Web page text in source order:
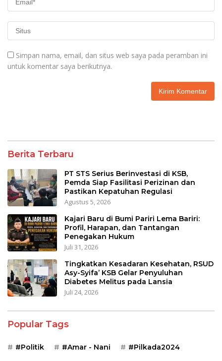
Simpan nama, email, dan situs web saya pada peramban ini
untuk komentar saya berikutnya.
Berita Terbaru
PT STS Serius Berinvestasi di KSB,
Pemda Siap Fasilitasi Perizinan dan
Pastikan Kepatuhan Regulasi
Agustus 5, 2026
Kajari Baru di Bumi Pariri Lema Bariri:
Profil, Harapan, dan Tantangan
Penegakan Hukum
Juli 31, 2026
Tingkatkan Kesadaran Kesehatan, RSUD
Asy-Syifa’ KSB Gelar Penyuluhan
Diabetes Melitus pada Lansia
Juli 24, 2026
Popular Tags
#Politik #Amar - Nani #Pilkada2024